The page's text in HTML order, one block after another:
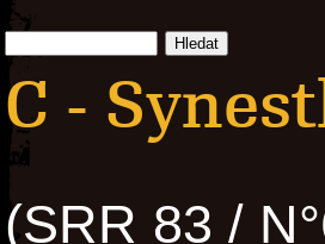
C -
(SRR 83 /